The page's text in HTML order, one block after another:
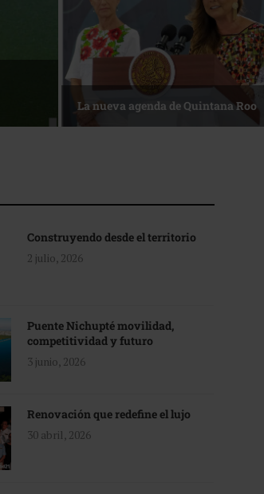
Reconocimiento de viajeros
Construyendo desde el territorio
2 julio, 2026
Puente Nichupté movilidad,
competitividad y futuro
3 junio, 2026
Renovación que redefine el lujo
30 abril, 2026